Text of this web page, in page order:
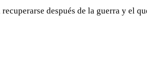
después de la guerra y el